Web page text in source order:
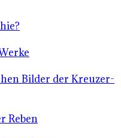
Bilder der Kreuzer-
Reben